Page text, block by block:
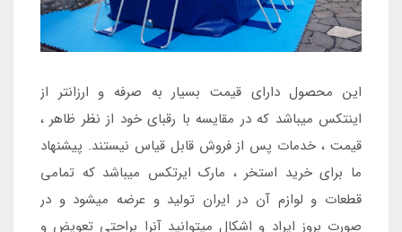
این محصول دارای قیمت بسیار به صرفه و ارزانتر از
اینتکس میباشد که در مقایسه با رقبای خود از نظر ظاهر ،
قیمت ، خدمات پس از فروش قابل قیاس نیستند. پیشنهاد
ما برای خرید استخر ، مارک ایرتکس میباشد که تمامی
قطعات و لوازم آن در ایران تولید و عرضه میشود و در
صورت بروز ایراد و اشکال میتوانید آنرا براحتی تعویض و